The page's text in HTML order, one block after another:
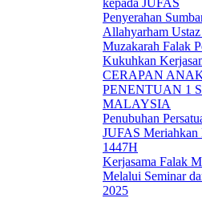
kepada JUFAS
Penyerahan
Allahyarham
Muzakarah Falak
Kukuhkan
CERAPAN
PENENTUAN 1
MALAYSIA
Penubuhan
JUFAS Meriahkan
1447H
Kerjasama Falak
Melalui Seminar
2025